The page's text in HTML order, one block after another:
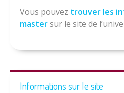
Vous pouvez trouver les
mastersur le site de
Informations sur le site